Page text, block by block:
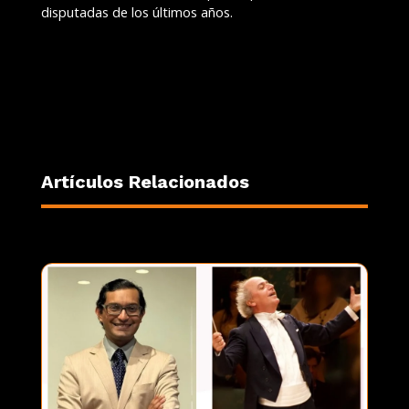
disputadas de los últimos años.
Artículos Relacionados